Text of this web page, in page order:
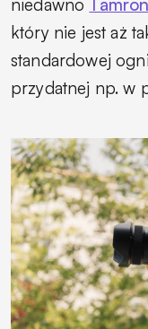
niedawno
który nie jest aż
standardowej
przydatnej np. w